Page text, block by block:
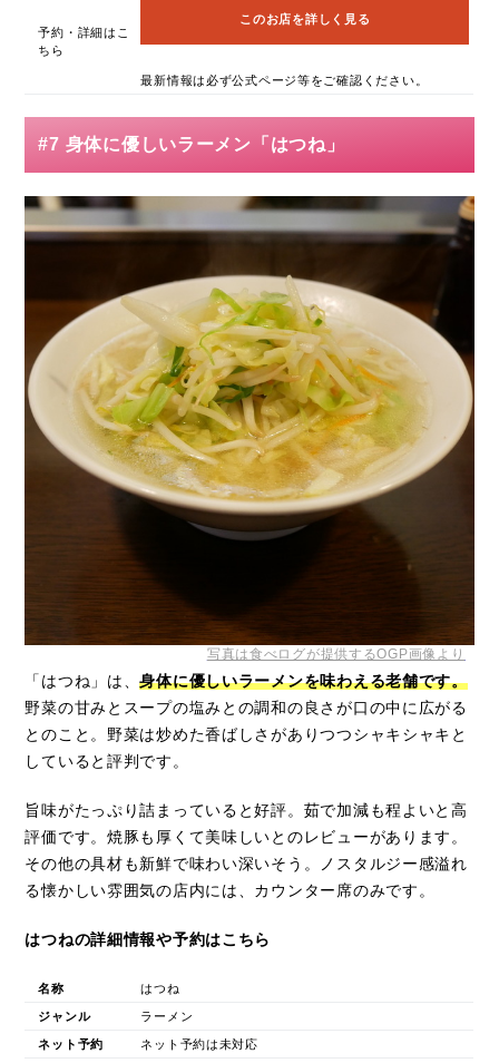
予約・詳細はこ
ちら
このお店を詳しく見る
最新情報は必ず公式ページ等をご確認ください。
#7 身体に優しいラーメン「はつね」
写真は食べログが提供するOGP画像より
「はつね」は、身体に優しいラーメンを味わえる老舗です。
野菜の甘みとスープの塩みとの調和の良さが口の中に広がる
とのこと。野菜は炒めた香ばしさがありつつシャキシャキと
していると評判です。
旨味がたっぷり詰まっていると好評。茹で加減も程よいと高
評価です。焼豚も厚くて美味しいとのレビューがあります。
その他の具材も新鮮で味わい深いそう。ノスタルジー感溢れ
る懐かしい雰囲気の店内には、カウンター席のみです。
はつねの詳細情報や予約はこちら
名称 はつね
ジャンル ラーメン
ネット予約 ネット予約は未対応